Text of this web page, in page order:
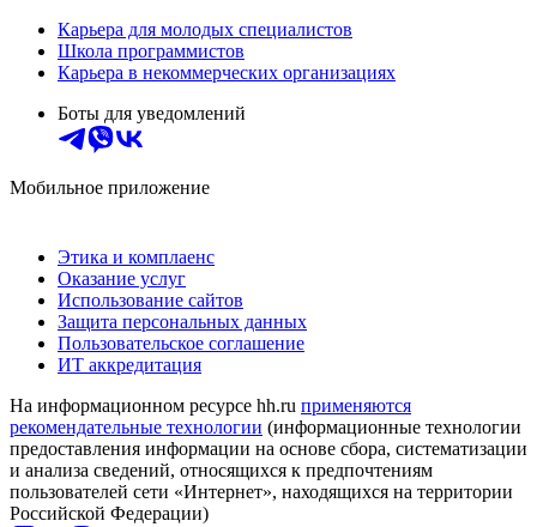
Карьера для молодых специалистов
Школа программистов
Карьера в некоммерческих организациях
Боты для уведомлений
Мобильное приложение
Этика и комплаенс
Оказание услуг
Использование сайтов
Защита персональных данных
Пользовательское соглашение
ИТ аккредитация
На информационном ресурсе hh.ru применяются
рекомендательные технологии (информационные технологии
предоставления информации на основе сбора, систематизации
и анализа сведений, относящихся к предпочтениям
пользователей сети «Интернет», находящихся на территории
Российской Федерации)